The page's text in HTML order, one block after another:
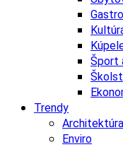
Gastro
Šport
Trendy
Enviro